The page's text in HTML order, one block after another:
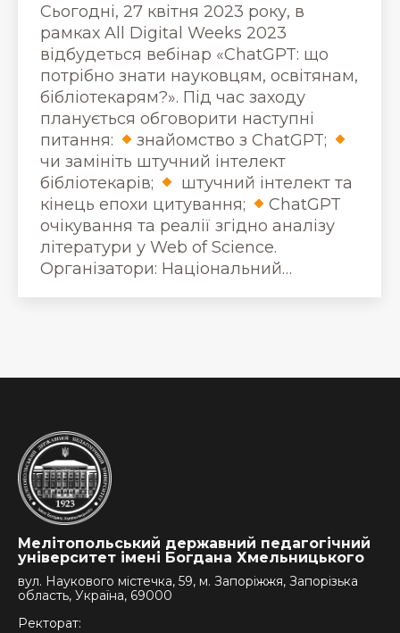
Сьогодні, 27 квітня 2023 року, в
рамках All Digital Weeks 2023
відбудеться вебінар «ChatGPT: що
потрібно знати науковцям, освітянам,
бібліотекарям?». Під час заходу
планується обговорити наступні
питання:
знайомство з ChatGPT;
чи замініть штучний інтелект
бібліотекарів;
штучний інтелект та
кінець епохи цитування;
ChatGPT
очікування та реалії згідно аналізу
літератури у Web of Science.
Організатори: Національний…
Мелітопольський державний педагогічний
університет імені Богдана Хмельницького
вул. Наукового містечка, 59, м. Запоріжжя, Запорізька
область, Україна, 69000
Ректорат: